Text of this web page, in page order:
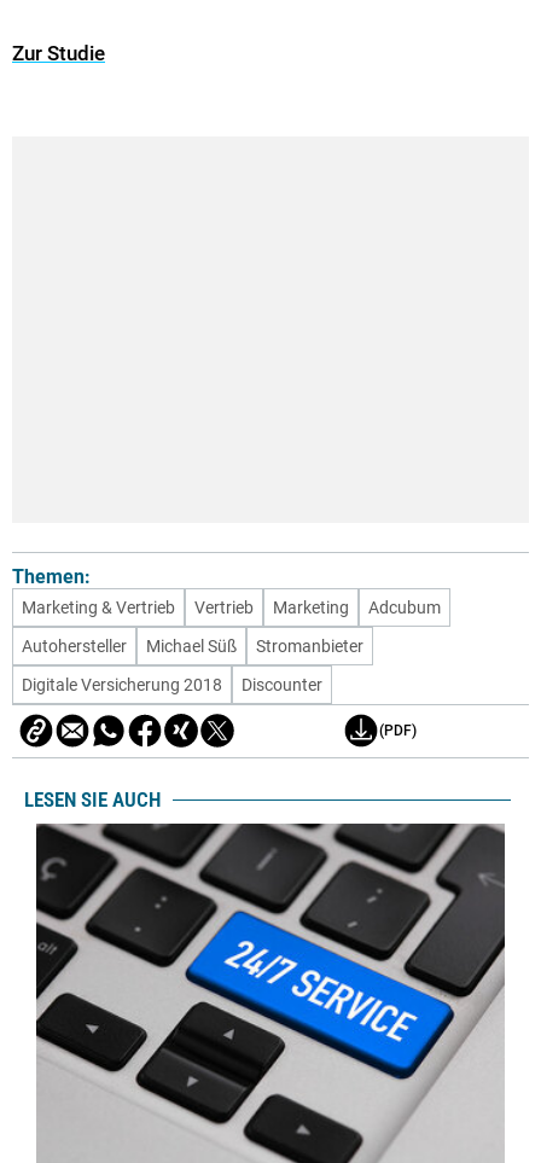
Zur Studie
Themen:
Marketing & Vertrieb Vertrieb Marketing
Adcubum
Autohersteller
Michael Süß
Stromanbieter
Digitale Versicherung 2018
Discounter
(PDF)
LESEN SIE AUCH